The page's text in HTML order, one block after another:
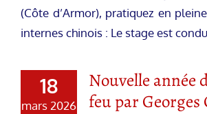
(Côte d’Armor), pratiquez en
internes chinois : Le stage est
18
mars 2026
Nouvelle année
feu par Georges